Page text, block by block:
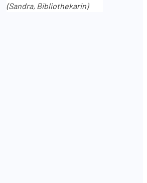
(Sandra, Bibliothekarin)